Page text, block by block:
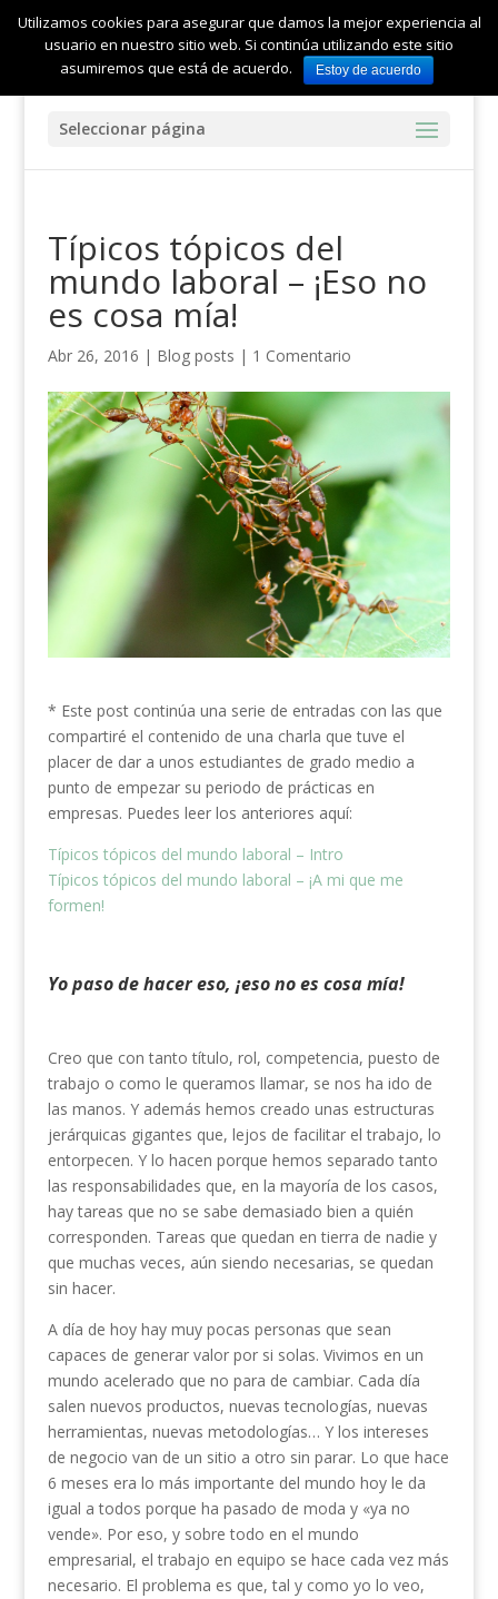
Seleccionar página
Típicos tópicos del
mundo laboral – ¡Eso no
es cosa mía!
Abr 26, 2016 | Blog posts | 1 Comentario
* Este post continúa una serie de entradas con las que
compartiré el contenido de una charla que tuve el
placer de dar a unos estudiantes de grado medio a
punto de empezar su periodo de prácticas en
empresas. Puedes leer los anteriores aquí:
Típicos tópicos del mundo laboral – Intro
Típicos tópicos del mundo laboral – ¡A mi que me
formen!
Yo paso de hacer eso, ¡eso no es cosa mía!
Creo que con tanto título, rol, competencia, puesto de
trabajo o como le queramos llamar, se nos ha ido de
las manos. Y además hemos creado unas estructuras
jerárquicas gigantes que, lejos de facilitar el trabajo, lo
entorpecen. Y lo hacen porque hemos separado tanto
las responsabilidades que, en la mayoría de los casos,
hay tareas que no se sabe demasiado bien a quién
corresponden. Tareas que quedan en tierra de nadie y
que muchas veces, aún siendo necesarias, se quedan
sin hacer.
A día de hoy hay muy pocas personas que sean
capaces de generar valor por si solas. Vivimos en un
mundo acelerado que no para de cambiar. Cada día
salen nuevos productos, nuevas tecnologías, nuevas
herramientas, nuevas metodologías… Y los intereses
de negocio van de un sitio a otro sin parar. Lo que hace
6 meses era lo más importante del mundo hoy le da
igual a todos porque ha pasado de moda y «ya no
vende». Por eso, y sobre todo en el mundo
empresarial, el trabajo en equipo se hace cada vez más
necesario. El problema es que, tal y como yo lo veo,
Utilizamos cookies para asegurar que damos la mejor experiencia al
usuario en nuestro sitio web. Si continúa utilizando este sitio
asumiremos que está de acuerdo.
Estoy de acuerdo